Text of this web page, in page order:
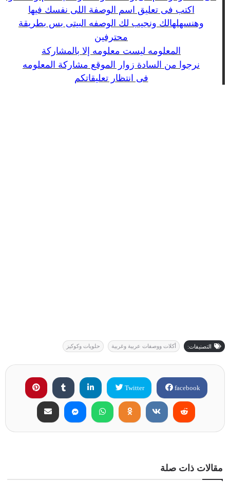
اكتب فى تعليق اسم الوصفة اللى نفسك فيها
وهنسهلهالك ونجيب لك الوصفه البيتى بس بطريقة
محترفين
المعلومه ليست معلومه إلا بالمشاركة
نرجوا من السادة زوار الموقع مشاركة المعلومه
فى انتظار تعليقاتكم
التصنيفات: أكلات ووصفات عربية وغربية حلويات وكوكيز
facebook
Twitter
مقالات ذات صلة